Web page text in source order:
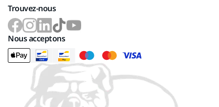
Trouvez-nous
Nous acceptons